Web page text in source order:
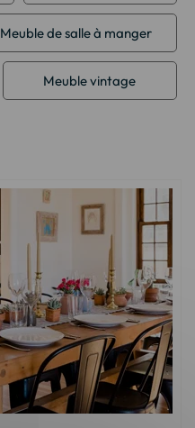
Meuble de salle à manger
Meuble vintage